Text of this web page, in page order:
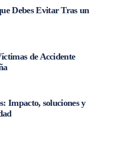
Debes Evitar Tras un
de Accidente
Impacto, soluciones y